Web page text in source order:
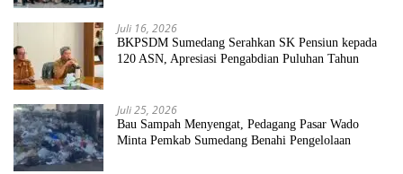
Juli 16, 2026
BKPSDM Sumedang Serahkan SK Pensiun kepada
120 ASN, Apresiasi Pengabdian Puluhan Tahun
Juli 25, 2026
Bau Sampah Menyengat, Pedagang Pasar Wado
Minta Pemkab Sumedang Benahi Pengelolaan